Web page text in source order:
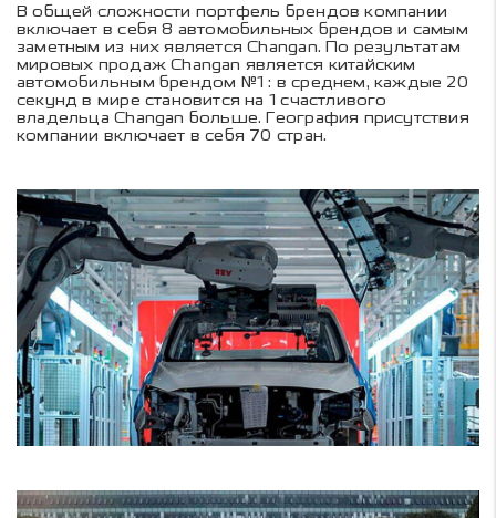
В общей сложности портфель брендов компании
включает в себя 8 автомобильных брендов и самым
заметным из них является Changan. По результатам
мировых продаж Changan является китайским
автомобильным брендом №1 : в среднем, каждые 20
секунд в мире становится на 1 счастливого
владельца Changan больше. География присутствия
компании включает в себя 70 стран.